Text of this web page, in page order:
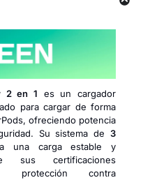
2 en 1 es un cargador
para cargar de forma
ofreciendo potencia
Su sistema de3
una carga estable y
sus certificaciones
protección contra